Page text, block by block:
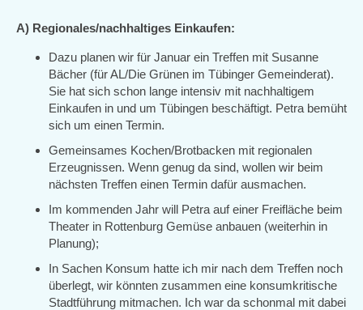
A) Regionales/nachhaltiges Einkaufen:
Dazu planen wir für Januar ein Treffen mit Susanne
Bächer (für AL/Die Grünen im Tübinger Gemeinderat).
Sie hat sich schon lange intensiv mit nachhaltigem
Einkaufen in und um Tübingen beschäftigt. Petra bemüht
sich um einen Termin.
Gemeinsames Kochen/Brotbacken mit regionalen
Erzeugnissen. Wenn genug da sind, wollen wir beim
nächsten Treffen einen Termin dafür ausmachen.
Im kommenden Jahr will Petra auf einer Freifläche beim
Theater in Rottenburg Gemüse anbauen (weiterhin in
Planung);
In Sachen Konsum hatte ich mir nach dem Treffen noch
überlegt, wir könnten zusammen eine konsumkritische
Stadtführung mitmachen. Ich war da schonmal mit dabei